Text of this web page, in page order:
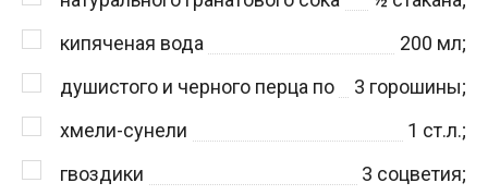
кипяченая вода
200 мл;
душистого и черного перца по
3 горошины;
хмели-сунели
1 ст.л.;
гвоздики
3 соцветия;